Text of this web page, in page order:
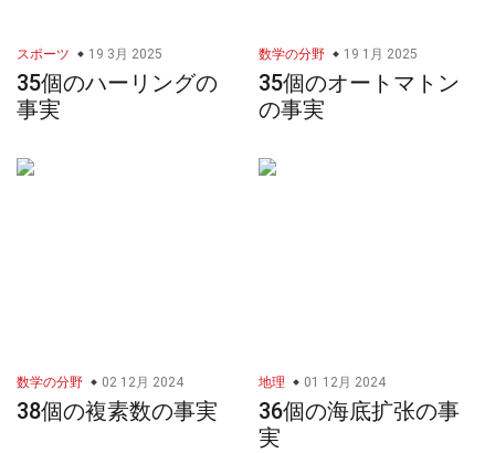
スポーツ 19 3月 2025
35個のハーリングの
事実
数学の分野 19 1月 2025
35個のオートマトン
の事実
数学の分野 02 12月 2024
38個の複素数の事実
地理 01 12月 2024
36個の海底扩张の事
実